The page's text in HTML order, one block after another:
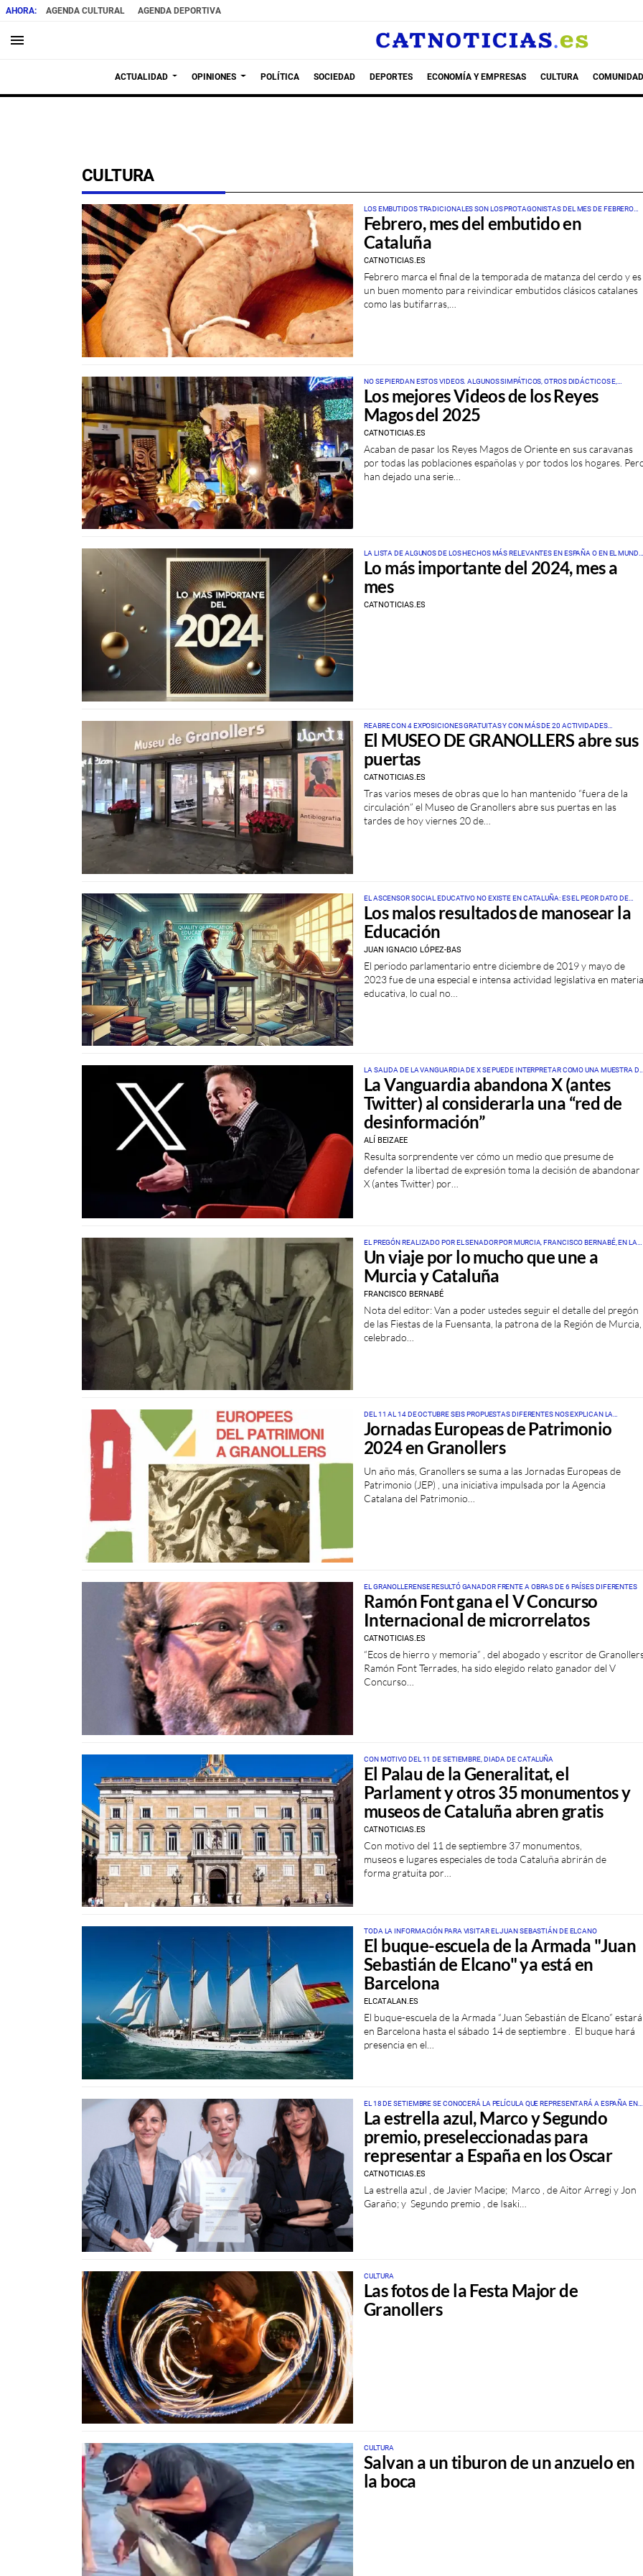
AGENDA CULTURAL AGENDA DEPORTIVA
menu
ACTUALIDAD OPINIONES POLÍTICA SOCIEDAD DEPORTES ECONOMÍA Y EMPRESAS CULTURA
CULTURA
LOS EMBUTIDOS TRADICIONALES SON LOS PROTAGONISTAS DEL MES DE FEBRERO
PARA CELEBRAR EL RECONOCIMIENTO DE CATALUÑA COMO REGIÓN MUNDIAL DE LA
GASTRONOMÍA
Febrero, mes del embutido en
Cataluña
CATNOTICIAS.ES
Febrero marca el final de la temporada de matanza del cerdo y es
un buen momento para reivindicar embutidos clásicos catalanes
como las butifarras,…
NO SE PIERDAN ESTOS VIDEOS. ALGUNOS SIMPÁTICOS, OTROS DIDÁCTICOS E,
INCLUSO, ALGUNO SERIO SOBRE LAS CABALGATAS 2025 EN ESPAÑA
Los mejores Videos de los Reyes
Magos del 2025
CATNOTICIAS.ES
Acaban de pasar los Reyes Magos de Oriente en sus caravanas
por todas las poblaciones españolas y por todos los hogares.
han dejado una serie…
LA LISTA DE ALGUNOS DE LOS HECHOS MÁS RELEVANTES EN ESPAÑA O EN EL
VISTOS MES A MES
Lo más importante del 2024, mes a
mes
CATNOTICIAS.ES
REABRE CON 4 EXPOSICIONES GRATUITAS Y CON MÁS DE 20 ACTIVIDADES
PROGRAMADAS PARA EL 2025 ESTE VIERNES A LAS 19 HORAS
El MUSEO DE GRANOLLERS abre sus
puertas
CATNOTICIAS.ES
Tras varios meses de obras que lo han mantenido “fuera de la
circulación” el Museo de Granollers abre sus puertas en las
tardes de hoy viernes 20 de…
EL ASCENSOR SOCIAL EDUCATIVO NO EXISTE EN CATALUÑA: ES EL PEOR DATO DE
ALUMNOS DE BAJO NIVEL SOCIOECONÓMICO CON ALTO RENDIMIENTO DE TODA
ESPAÑA
Los malos resultados de manosear la
Educación
JUAN IGNACIO LÓPEZ-BAS
El periodo parlamentario entre diciembre de 2019 y mayo de
2023 fue de una especial e intensa actividad legislativa en materia
educativa, lo cual no…
LA SALIDA DE LA VANGUARDIA DE X SE PUEDE INTERPRETAR COMO UNA MUESTRA DE
MIEDO A LA PLURALIDAD Y A LA LIBERTAD
La Vanguardia abandona X (antes
Twitter) al considerarla una “red de
desinformación”
ALÍ BEIZAEE
Resulta sorprendente ver cómo un medio que presume de
defender la libertad de expresión toma la decisión de abandonar
X (antes Twitter) por…
EL PREGÓN REALIZADO POR EL SENADOR POR MURCIA, FRANCISCO BERNABÉ, EN LA
CASA DE MURCIA DE BARCELONA
Un viaje por lo mucho que une a
Murcia y Cataluña
FRANCISCO BERNABÉ
Nota del editor: Van a poder ustedes seguir el detalle del pregón
de las Fiestas de la Fuensanta, la patrona de la Región de Murcia,
celebrado…
DEL 11 AL 14 DE OCTUBRE SEIS PROPUESTAS DIFERENTES NOS EXPLICAN LA
IMPORTANCIA DE NUESTRO PATRIMONIO CULTURAL
Jornadas Europeas de Patrimonio
2024 en Granollers
Un año más, Granollers se suma a las Jornadas Europeas de
Patrimonio (JEP) , una iniciativa impulsada por la Agencia
Catalana del Patrimonio…
EL GRANOLLERENSE RESULTÓ GANADOR FRENTE A OBRAS DE 6 PAÍSES DIFERENTES
Ramón Font gana el V Concurso
Internacional de microrrelatos
CATNOTICIAS.ES
“Ecos de hierro y memoria” , del abogado y escritor de
Ramón Font Terrades, ha sido elegido relato ganador del V
Concurso…
CON MOTIVO DEL 11 DE SETIEMBRE, DIADA DE CATALUÑA
El Palau de la Generalitat, el
Parlament y otros 35 monumentos y
museos de Cataluña abren gratis
CATNOTICIAS.ES
Con motivo del 11 de septiembre 37 monumentos,
museos e lugares especiales de toda Cataluña abrirán de
forma gratuita por…
TODA LA INFORMACIÓN PARA VISITAR EL JUAN SEBASTIÁN DE ELCANO
El buque-escuela de la Armada "Juan
Sebastián de Elcano" ya está en
Barcelona
ELCATALAN.ES
El buque-escuela de la Armada “Juan Sebastián de Elcano” estará
en Barcelona hasta el sábado 14 de septiembre . El buque hará
presencia en el…
EL 18 DE SETIEMBRE SE CONOCERÁ LA PELÍCULA QUE REPRESENTARÁ A ESPAÑA EN
LOS PREMIOS OSCAR
La estrella azul, Marco y Segundo
premio, preseleccionadas para
representar a España en los Oscar
CATNOTICIAS.ES
La estrella azul , de Javier Macipe; Marco , de Aitor Arregi y Jon
Garaño; y Segundo premio , de Isaki…
CULTURA
Las fotos de la Festa Major de
Granollers
CULTURA
Salvan a un tiburon de un anzuelo en
la boca